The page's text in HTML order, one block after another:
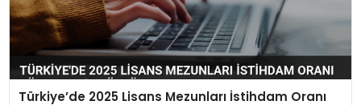
Türkiye’de 2025 Lisans Mezunları İstihdam Oranı